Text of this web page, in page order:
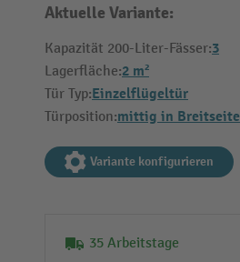
Aktuelle Variante:
Kapazität 200-Liter-Fässer:3
Lagerfläche:2 m²
Tür Typ:Einzelflügeltür
Türposition:mittig in Breitseite
Variante konfigurieren
35 Arbeitstage